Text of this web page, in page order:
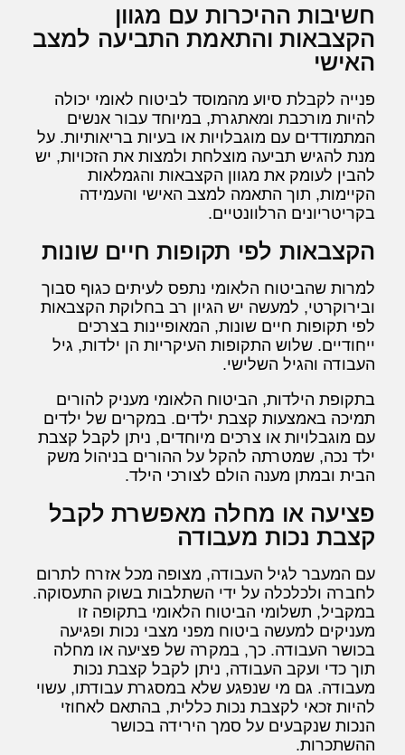
חשיבות ההיכרות עם מגוון
הקצבאות והתאמת התביעה למצב
האישי
פנייה לקבלת סיוע מהמוסד לביטוח לאומי יכולה
להיות מורכבת ומאתגרת, במיוחד עבור אנשים
המתמודדים עם מוגבלויות או בעיות בריאותיות. על
מנת להגיש תביעה מוצלחת ולמצות את הזכויות, יש
להבין לעומק את מגוון הקצבאות והגמלאות
הקיימות, תוך התאמה למצב האישי והעמידה
בקריטריונים הרלוונטיים.
הקצבאות לפי תקופות חיים שונות
למרות שהביטוח הלאומי נתפס לעיתים כגוף סבוך
ובירוקרטי, למעשה יש הגיון רב בחלוקת הקצבאות
לפי תקופות חיים שונות, המאופיינות בצרכים
ייחודיים. שלוש התקופות העיקריות הן ילדות, גיל
העבודה והגיל השלישי.
בתקופת הילדות, הביטוח הלאומי מעניק להורים
תמיכה באמצעות קצבת ילדים. במקרים של ילדים
עם מוגבלויות או צרכים מיוחדים, ניתן לקבל קצבת
ילד נכה, שמטרתה להקל על ההורים בניהול משק
הבית ובמתן מענה הולם לצורכי הילד.
פציעה או מחלה מאפשרת לקבל
קצבת נכות מעבודה
עם המעבר לגיל העבודה, מצופה מכל אזרח לתרום
לחברה ולכלכלה על ידי השתלבות בשוק התעסוקה.
במקביל, תשלומי הביטוח הלאומי בתקופה זו
מעניקים למעשה ביטוח מפני מצבי נכות ופגיעה
בכושר העבודה. כך, במקרה של פציעה או מחלה
תוך כדי ועקב העבודה, ניתן לקבל קצבת נכות
מעבודה. גם מי שנפגע שלא במסגרת עבודתו, עשוי
להיות זכאי לקצבת נכות כללית, בהתאם לאחוזי
הנכות שנקבעים על סמך הירידה בכושר
ההשתכרות.